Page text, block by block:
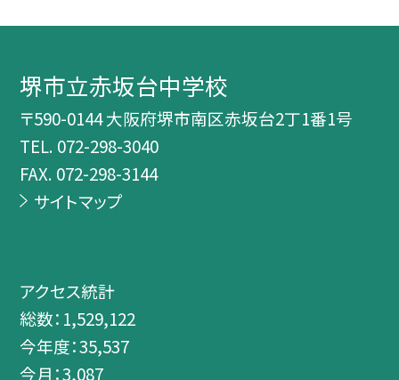
堺市立赤坂台中学校
〒590-0144 大阪府堺市南区赤坂台2丁1番1号
TEL. 072-298-3040
FAX. 072-298-3144
サイトマップ
アクセス統計
総数： 1,529,122
今年度：35,537
今月：3,087